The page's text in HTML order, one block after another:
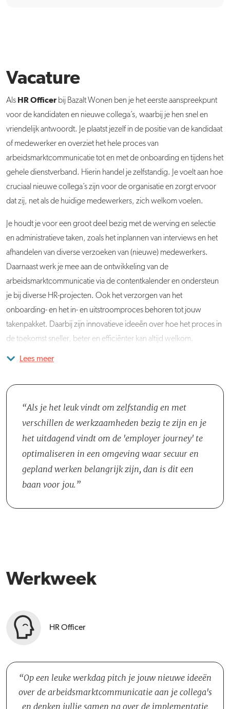
Vacature
Als HR Officerbij Bazalt Wonen ben je het eerste aanspreekpunt
voor de kandidaten en nieuwe collega’s, waarbij je hen snel en
vriendelijk antwoordt. Je plaatst jezelf in de positie van de kandidaat
of medewerker en overziet het hele proces van
arbeidsmarktcommunicatie tot en met de onboarding en tijdens het
gehele dienstverband. Hierin handel je zelfstandig. Je voelt aan hoe
cruciaal nieuwe collega’s zijn voor de organisatie en zorgt ervoor
dat zij, net als de huidige medewerkers, zich welkom voelen.
Je houdt je voor een groot deel bezig met de werving en selectie
en administratieve taken, zoals het inplannen van interviews en het
afhandelen van diverse verzoeken van (nieuwe) medewerkers.
Daarnaast werk je mee aan de ontwikkeling van de
arbeidsmarktcommunicatie via de contentkalender en ondersteun
je bij diverse HR-projecten. Ook het verzorgen van het
onboarding- en het in- en uitstroomproces behoren tot jouw
takenpakket. Daarbij zijn innovatieve ideeën over hoe het proces in
de toekomst sneller, beter en efficiënter kan altijd welkom.
Je komt te werken in een betrokken HR-team bestaande uit een HR
Lees meer
Als je het leuk vindt om zelfstandig en met
verschillen de werkzaamheden bezig te zijn en je
het uitdagend vindt om de 'employer journey' te
optimaliseren in een omgeving waar secuur en
gepland werken belangrijk zijn, dan is dit een
baan voor jou.
Werkweek
HR Officer
Op een leuke werkdag pitch je jouw nieuwe ideeën
over de arbeidsmarktcommunicatie aan je collega's
en denken jullie samen na over de implementatie